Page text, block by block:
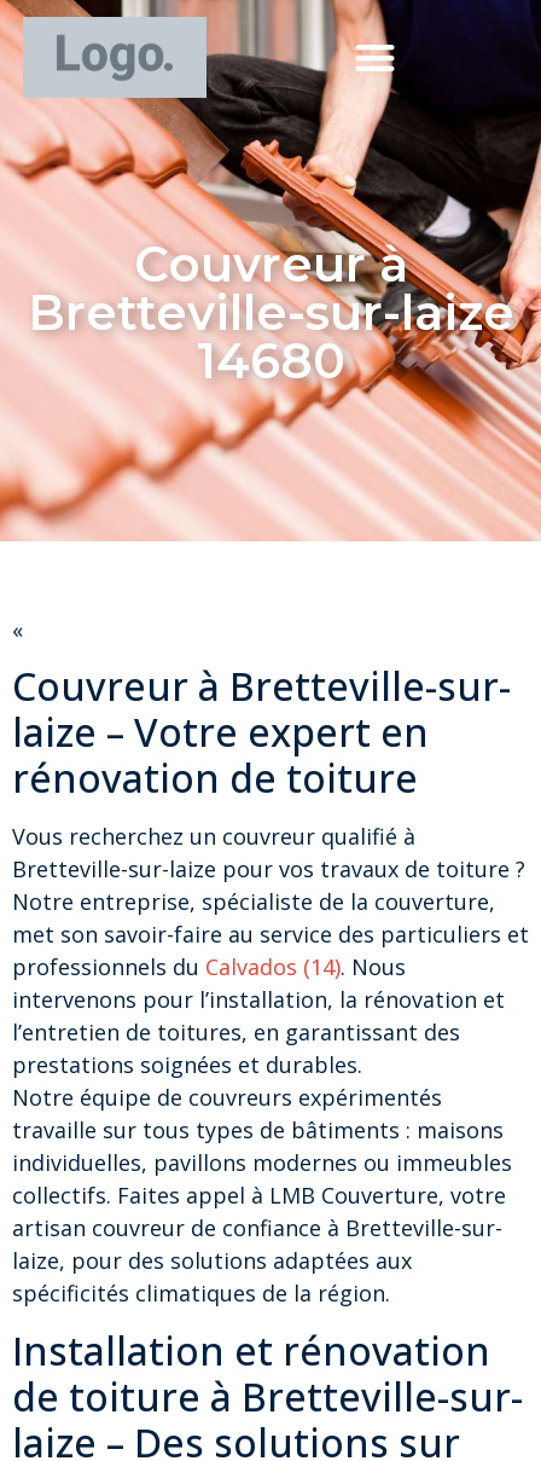
Couvreur à
Bretteville-sur-laize
14680
«
Couvreur à Bretteville-sur-
laize – Votre expert en
rénovation de toiture
Vous recherchez un couvreur qualifié à
Bretteville-sur-laize pour vos travaux de toiture ?
Notre entreprise, spécialiste de la couverture,
met son savoir-faire au service des particuliers et
professionnels du Calvados (14). Nous
intervenons pour l’installation, la rénovation et
l’entretien de toitures, en garantissant des
prestations soignées et durables.
Notre équipe de couvreurs expérimentés
travaille sur tous types de bâtiments : maisons
individuelles, pavillons modernes ou immeubles
collectifs. Faites appel à LMB Couverture, votre
artisan couvreur de confiance à Bretteville-sur-
laize, pour des solutions adaptées aux
spécificités climatiques de la région.
Installation et rénovation
de toiture à Bretteville-sur-
laize – Des solutions sur